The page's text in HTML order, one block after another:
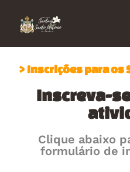
> Inscrições para os
Inscreva-
Clique abaixo
formulário de